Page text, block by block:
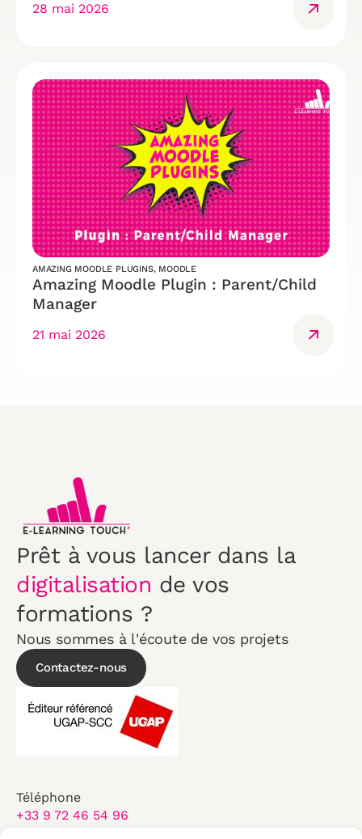
28 mai 2026
AMAZING MOODLE PLUGINS, MOODLE
Amazing Moodle Plugin : Parent/Child
Manager
21 mai 2026
Prêt à vous lancer dans la
digitalisation de vos
formations ?
Nous sommes à l'écoute de vos projets
Contactez-nous
Téléphone
+33 9 72 46 54 96